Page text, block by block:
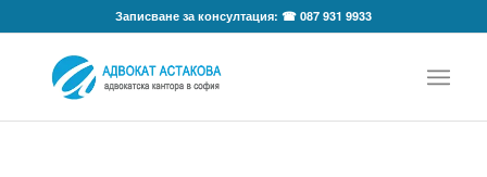
Записване за консултация: ☎ 087 931 9933